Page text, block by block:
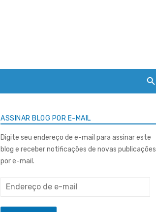
ASSINAR BLOG POR E-MAIL
Digite seu endereço de e-mail para assinar este
blog e receber notificações de novas publicações
por e-mail.
Endereço
e-